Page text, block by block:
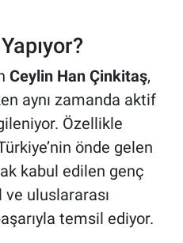
Ceylin Han Çinkitaş,
aynı zamanda aktif
Özellikle
önde gelen
kabul edilen genç
ve uluslararası
temsil ediyor.